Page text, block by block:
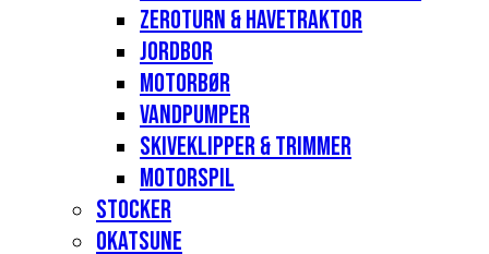
Zeroturn & havetraktor
Jordbor
Motorbør
Vandpumper
Skiveklipper & Trimmer
Motorspil
Stocker
Okatsune